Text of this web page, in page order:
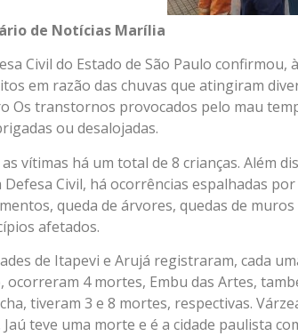
de Notícias Marília
Civil do Estado de São Paulo
em razão das chuvas que atingiram
Os transtornos provocados pelo mau
ou desalojadas.
vítimas há um total de 8 crianças. Além
Defesa Civil, há ocorrências espalhadas
queda de árvores, quedas de
afetados.
de Itapevi e Arujá registraram, cada
ocorreram 4 mortes, Embu das Artes,
tiveram 3 e 8 mortes, respectivas.
teve uma morte e é a cidade paulista